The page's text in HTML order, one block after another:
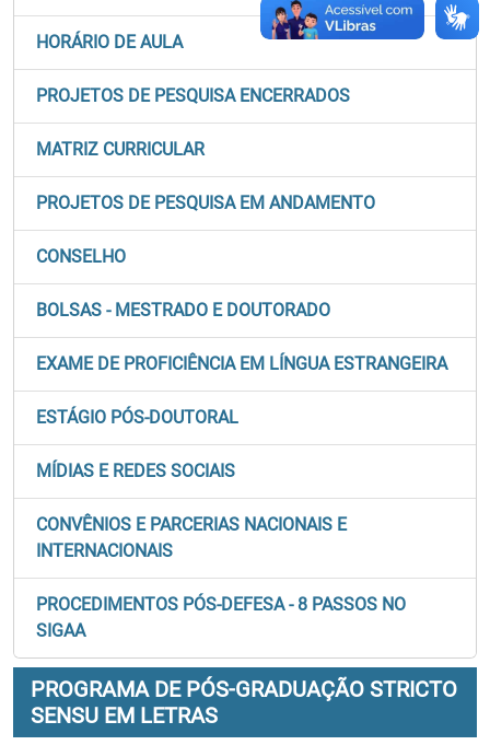
HORÁRIO DE AULA
PROJETOS DE PESQUISA ENCERRADOS
MATRIZ CURRICULAR
PROJETOS DE PESQUISA EM ANDAMENTO
CONSELHO
BOLSAS - MESTRADO E DOUTORADO
EXAME DE PROFICIÊNCIA EM LÍNGUA ESTRANGEIRA
ESTÁGIO PÓS-DOUTORAL
MÍDIAS E REDES SOCIAIS
CONVÊNIOS E PARCERIAS NACIONAIS E
INTERNACIONAIS
PROCEDIMENTOS PÓS-DEFESA - 8 PASSOS NO
SIGAA
PROGRAMA DE PÓS-GRADUAÇÃO STRICTO
SENSU EM LETRAS